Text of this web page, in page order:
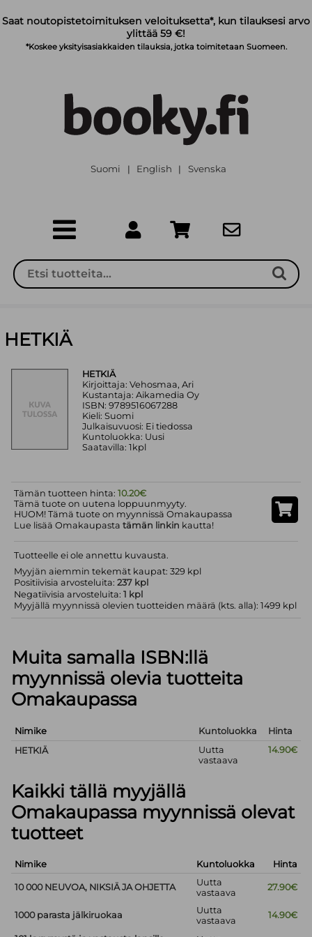
Saat noutopistetoimituksen veloituksetta*, kun tilauksesi arvo
ylittää 59 €!
*Koskee yksityisasiakkaiden tilauksia, jotka toimitetaan Suomeen.
Suomi | English | Svenska
HETKIÄ
HETKIÄ
Kirjoittaja: Vehosmaa, Ari
Kustantaja: Aikamedia Oy
ISBN: 9789516067288
Kieli: Suomi
Julkaisuvuosi: Ei tiedossa
Kuntoluokka: Uusi
Saatavilla: 1kpl
Tämän tuotteen hinta:10.20€
Tämä tuote on uutena loppuunmyyty.
HUOM! Tämä tuote on myynnissä Omakaupassa
Lue lisää Omakaupastatämän linkin kautta!
Tuotteelle ei ole annettu kuvausta.
Myyjän aiemmin tekemät kaupat: 329 kpl
Positiivisia arvosteluita:237 kpl
Negatiivisia arvosteluita:1 kpl
Myyjällä myynnissä olevien tuotteiden määrä (kts. alla): 1499 kpl
Muita samalla ISBN:llä
myynnissä olevia tuotteita
Omakaupassa
Nimike Kuntoluokka
Hinta
HETKIÄ
Uutta
vastaava
14.90€
Kaikki tällä myyjällä
Omakaupassa myynnissä olevat
tuotteet
Nimike Kuntoluokka Hinta
10 000 NEUVOA, NIKSIÄ JA OHJETTA
Uutta
vastaava
27.90€
1000 parasta jälkiruokaa
Uutta
vastaava
14.90€